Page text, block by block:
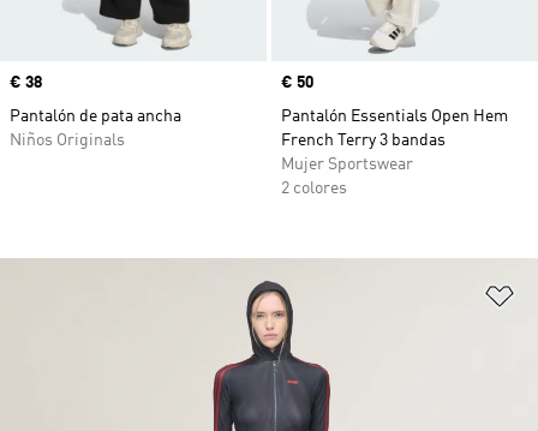
Precio
€ 38
Pantalón de pata ancha
Niños Originals
Precio
€ 50
Pantalón Essentials Open Hem
French Terry 3 bandas
Mujer Sportswear
2 colores